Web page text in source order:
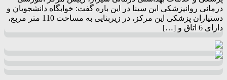
درمانی روانپزشکی ابن سینا در این باره گفت: خوابگاه دانشجویان و
دستیاران پزشکی این مرکز، در زیربنایی به مساحت 110 متر مربع،
دارای 6 اتاق و […]